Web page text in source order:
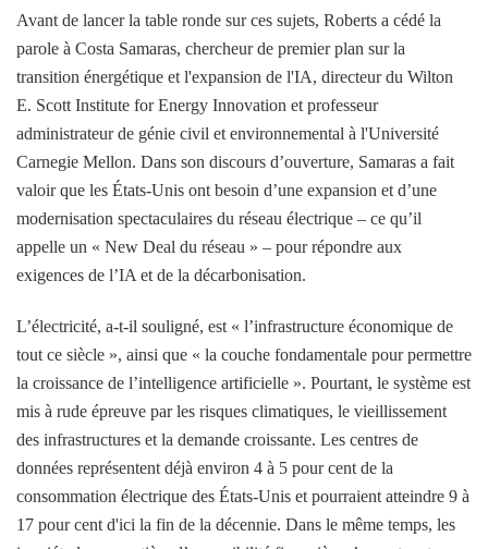
Avant de lancer la table ronde sur ces sujets, Roberts a cédé la
parole à Costa Samaras, chercheur de premier plan sur la
transition énergétique et l'expansion de l'IA, directeur du Wilton
E. Scott Institute for Energy Innovation et professeur
administrateur de génie civil et environnemental à l'Université
Carnegie Mellon. Dans son discours d’ouverture, Samaras a fait
valoir que les États-Unis ont besoin d’une expansion et d’une
modernisation spectaculaires du réseau électrique – ce qu’il
appelle un « New Deal du réseau » – pour répondre aux
exigences de l’IA et de la décarbonisation.
L’électricité, a-t-il souligné, est « l’infrastructure économique de
tout ce siècle », ainsi que « la couche fondamentale pour permettre
la croissance de l’intelligence artificielle ». Pourtant, le système est
mis à rude épreuve par les risques climatiques, le vieillissement
des infrastructures et la demande croissante. Les centres de
données représentent déjà environ 4 à 5 pour cent de la
consommation électrique des États-Unis et pourraient atteindre 9 à
17 pour cent d'ici la fin de la décennie. Dans le même temps, les